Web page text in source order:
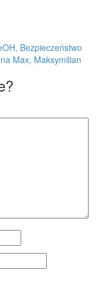
Bezpieczeństwo
Max, Maksymilian